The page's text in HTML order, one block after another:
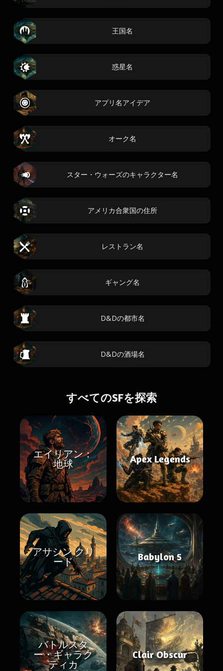
王国名
惑星名
アプリ名アイデア
オーク名
スター・ウォーズのキャラクター名
アメリカ合衆国の住所
レストラン名
ギャング名
D&Dの都市名
D&Dの酒場名
すべてのSFを探索
エイリアン：
地球
Apex Legends
アサシン クリ
ード
Babylon 5
バトルスタ
ー・ギャラク
ティカ
Clair Obscur